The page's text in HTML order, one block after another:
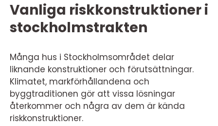
Vanliga riskkonstruktioner i
stockholmstrakten
Många hus i Stockholmsområdet delar
liknande konstruktioner och förutsättningar.
Klimatet, markförhållandena och
byggtraditionen gör att vissa lösningar
återkommer och några av dem är kända
riskkonstruktioner.